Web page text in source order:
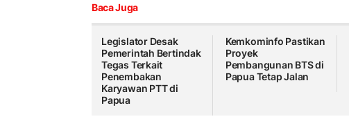
Baca Juga
Legislator Desak
Pemerintah Bertindak
Tegas Terkait
Penembakan
Karyawan PTT di
Papua
Kemkominfo Pastikan
Proyek
Pembangunan BTS di
Papua Tetap Jalan